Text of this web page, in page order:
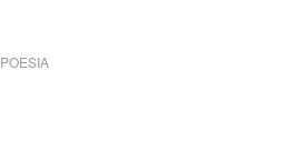
POESIA